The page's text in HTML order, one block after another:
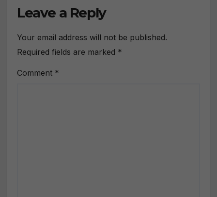
Leave a Reply
Your email address will not be published.
Required fields are marked *
Comment *